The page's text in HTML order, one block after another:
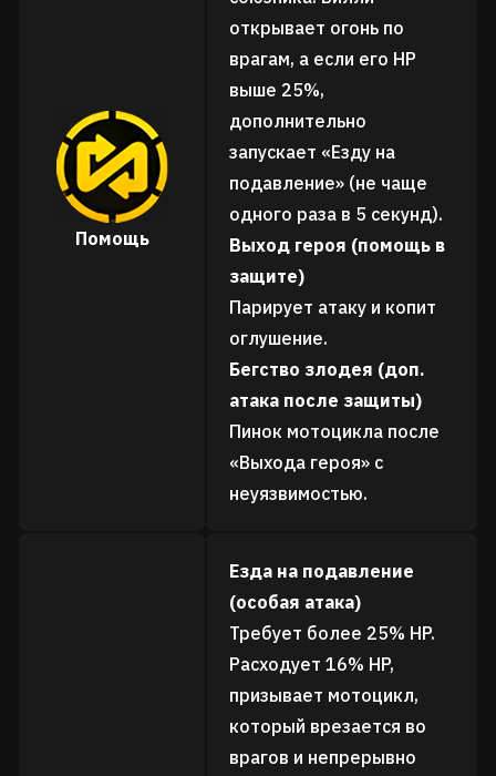
Помощь
открывает огонь по
врагам, а если его HP
выше 25%,
дополнительно
запускает «Езду на
подавление» (не чаще
одного раза в 5 секунд).
Выход героя (помощь в
защите)
Парирует атаку и копит
оглушение.
Бегство злодея (доп.
атака после защиты)
Пинок мотоцикла после
«Выхода героя» с
неуязвимостью.
Езда на подавление
(особая атака)
Требует более 25% HP.
Расходует 16% HP,
призывает мотоцикл,
который врезается во
врагов и непрерывно